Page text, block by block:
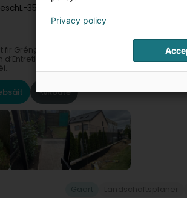
L-3570
fir Gréngflächen zu Lëtzebuerg ze
vu Gréngflächen a schafft am
Route
Privacy policy